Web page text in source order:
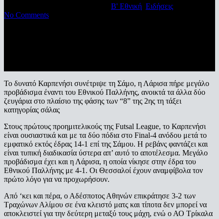
Β' Εθνική Ειδήσεις
No Comments
Το δυνατό Καρπενήσι συνέτριψε τη Σάμο, η Λάρισα πήρε μεγάλο
προβάδισμα έναντι του Εθνικού Παλλήνης, ανοικτά τα άλλα δύο
ζευγάρια στο πλαίσιο της φάσης των “8” της 2ης τη τάξει
κατηγορίας σάλας
Στους πρώτους προημιτελικούς της Futsal League, το Καρπενήσι
είναι ουσιαστικά και με τα δύο πόδια στο Final-4 ανόδου μετά το
εμφατικό εκτός έδρας 14-1 επί της Σάμου. Η ρεβάνς φαντάζει και
είναι τυπική διαδικασία ύστερα απ’ αυτό το αποτέλεσμα. Μεγάλο
προβάδισμα έχει και η Λάρισα, η οποία νίκησε στην έδρα του
Εθνικού Παλλήνης με 4-1. Οι Θεσσαλοί έχουν αναμφίβολα τον
πρώτο λόγο για να προχωρήσουν.
Από ‘κει και πέρα, ο Αδέσποτος Αθηνών επικράτησε 3-2 των
Τραχώνων Αλίμου σε ένα κλειστό ματς και τίποτα δεν μπορεί να
αποκλειστεί για την δεύτερη μεταξύ τους μάχη, ενώ ο ΑΟ Τρίκαλα